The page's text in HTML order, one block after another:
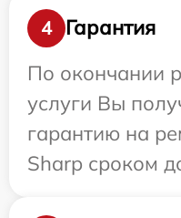
4
Гарантия
По окончании
услуги Вы
гарантию на
Sharp сроком